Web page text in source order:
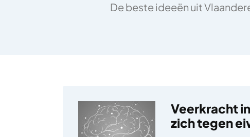
De beste ideeën uit
Veerkracht
zich tegen